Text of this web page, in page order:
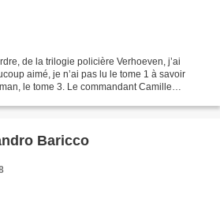
de la trilogie policière Verhoeven, j’ai
aimé, je n’ai pas lu le tome 1 à savoir
le tome 3. Le commandant Camille
Baricco